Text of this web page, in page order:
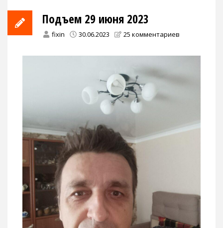
Подъем 29 июня 2023
fixin 30.06.2023 25 комментариев